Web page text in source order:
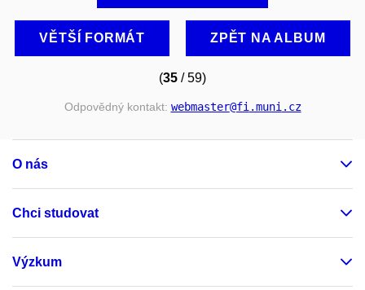
VĚTŠÍ FORMÁT ZPĚT NA ALBUM
(35 / 59)
Odpovědný kontakt: webmaster@fi.muni.cz
O nás
Chci studovat
Výzkum